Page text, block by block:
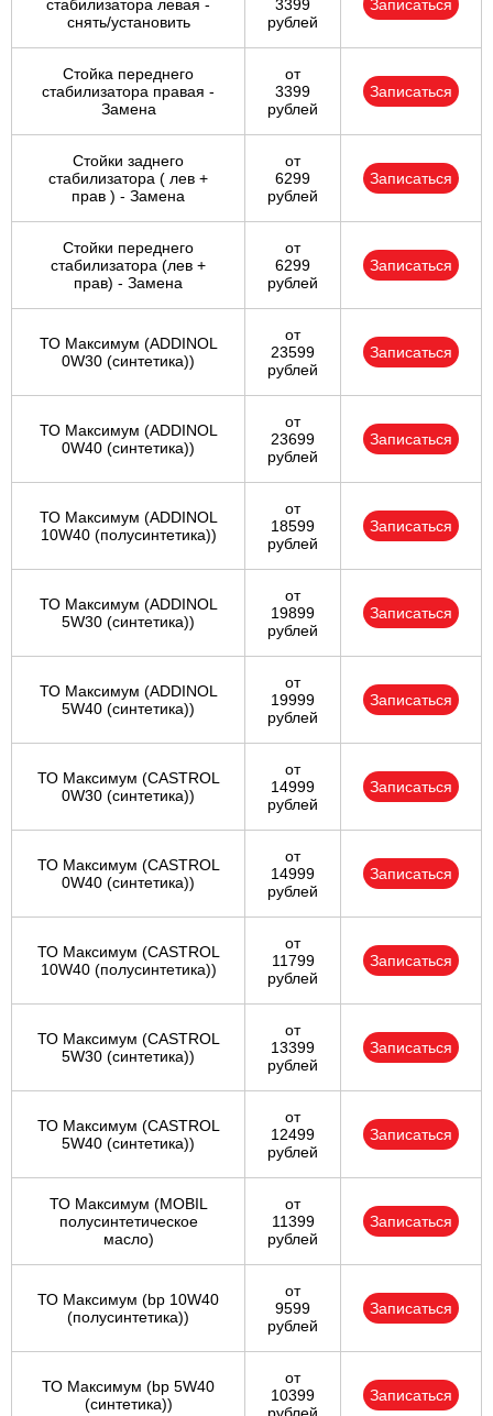
стабилизатора левая -
снять/установить
3399
рублей
Записаться
Стойка переднего
стабилизатора правая -
Замена
от
3399
рублей
Записаться
Стойки заднего
стабилизатора ( лев +
прав ) - Замена
от
6299
рублей
Записаться
Стойки переднего
стабилизатора (лев +
прав) - Замена
от
6299
рублей
Записаться
ТО Максимум (ADDINOL
0W30 (синтетика))
от
23599
рублей
Записаться
ТО Максимум (ADDINOL
0W40 (синтетика))
от
23699
рублей
Записаться
ТО Максимум (ADDINOL
10W40 (полусинтетика))
от
18599
рублей
Записаться
ТО Максимум (ADDINOL
5W30 (синтетика))
от
19899
рублей
Записаться
ТО Максимум (ADDINOL
5W40 (синтетика))
от
19999
рублей
Записаться
ТО Максимум (CASTROL
0W30 (синтетика))
от
14999
рублей
Записаться
ТО Максимум (CASTROL
0W40 (синтетика))
от
14999
рублей
Записаться
ТО Максимум (CASTROL
10W40 (полусинтетика))
от
11799
рублей
Записаться
ТО Максимум (CASTROL
5W30 (синтетика))
от
13399
рублей
Записаться
ТО Максимум (CASTROL
5W40 (синтетика))
от
12499
рублей
Записаться
ТО Максимум (MOBIL
полуcинтетическое
масло)
от
11399
рублей
Записаться
ТО Максимум (bp 10W40
(полусинтетика))
от
9599
рублей
Записаться
ТО Максимум (bp 5W40
(синтетика))
от
10399
Записаться